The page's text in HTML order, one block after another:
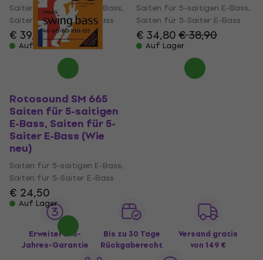
Saiten für 5-saitigen E-Bass,
Saiten für 5-Saiter E-Bass
€ 39,60€ 44,20
Auf Lager
Saiten für 5-saitigen E-Bass,
Saiten für 5-Saiter E-Bass
€ 34,80€ 38,90
Auf Lager
Rotosound SM 665
Saiten für 5-saitigen
E-Bass, Saiten für 5-
Saiter E-Bass (Wie
neu)
Saiten für 5-saitigen E-Bass,
Saiten für 5-Saiter E-Bass
€ 24,50
Auf Lager
Erweiterte 3-
Jahres-Garantie
Bis zu 30 Tage
Rückgaberecht
Versand gratis
von 149 €